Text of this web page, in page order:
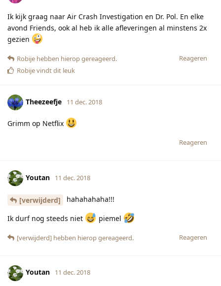
Ik kijk graag naar Air Crash Investigation en Dr. Pol. En elke
avond Friends, ook al heb ik alle afleveringen al minstens 2x
gezien
Reageren
Robije hebben hierop gereageerd.
Robijevindt dit leuk
Theezeefje 11 dec. 2018
Grimm op Netflix
Reageren
Youtan 11 dec. 2018
[verwijderd] hahahahaha!!!
Ik durf nog steeds niet piemel
Reageren
[verwijderd] hebben hierop gereageerd.
Youtan 11 dec. 2018